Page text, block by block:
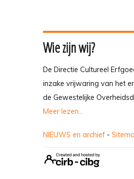
Wie zijn wij?
De Directie Cultureel
inzake vrijwaring van het
de Gewestelijke
Meer lezen...
NIEUWS en archief -